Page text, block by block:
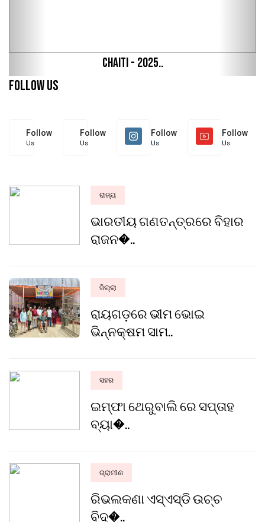
Chaiti - 2025..
Follow Us
Follow
Us
Follow
Us
Follow
Us
Follow
Us
ରାଜ୍ୟ
ଭାରତୀୟ ଗଣତନ୍ତ୍ରରେ ବିହାର
ରାଜନ�..
ଜିଲ୍ଲା
ରାୟଗଡ଼ରେ ଭୀମ ଭୋଇ
ଭିନ୍ନକ୍ଷମ ସାମ..
ସହର
ଇମ୍ଫା ଥେରୁବାଲି ରେ ସପ୍ତାହ
ବ୍ୟା�..
ଗ୍ରାମୀଣ
ରିଭଲକଣା ଏସ୍‌ଏସ୍‌ଡି ଉଚ୍ଚ
ବିଦ୍�..